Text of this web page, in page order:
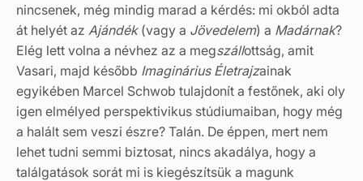
nincsenek, még mindig marad a kérdés: mi okból adta
át helyét az Ajándék(vagy a Jövedelem) a Madárnak?
Elég lett volna a névhez az a megszállottság, amit
Vasari, majd később Imaginárius Életrajzainak
egyikében Marcel Schwob tulajdonít a festőnek, aki oly
igen elmélyed perspektivikus stúdiumaiban, hogy még
a halált sem veszi észre? Talán. De éppen, mert nem
lehet tudni semmi biztosat, nincs akadálya, hogy a
találgatások sorát mi is kiegészítsük a magunk